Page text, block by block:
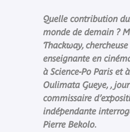
Quelle contribution
monde de demain ?
Thackway, chercheuse
enseignante en
à Science-Po Paris et
Oulimata Gueye, ,
commissaire
indépendante
Pierre Bekolo.